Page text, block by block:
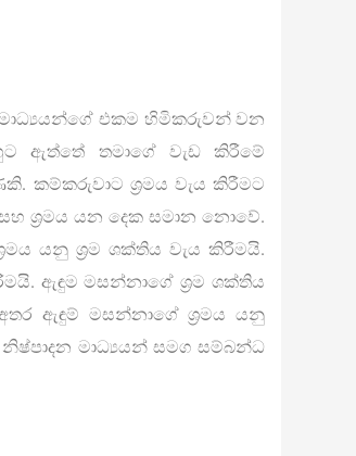
එකම හිමිකරුවන් වන
ඇත්තේ තමාගේ වැඩ කිරීමේ
කම්කරුවාට ශ්‍රමය වැය කිරීමට
ශ්‍රමය යන දෙක සමාන නොවේ.
යනු ශ්‍රම ශක්තිය වැය කිරීමයි.
ඇඳුම මසන්නාගේ ශ්‍රම ශක්තිය
ඇඳුම් මසන්නාගේ ශ්‍රමය යනු
නිෂ්පාදන මාධ්‍යයන් සමග සම්බන්ධ